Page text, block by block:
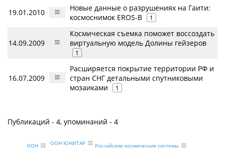
19.01.2010
Новые данные о разрушениях на Гаити:
космоснимок EROS-B
1
14.09.2009
Космическая съемка поможет воссоздать
виртуальную модель Долины гейзеров
1
16.07.2009
Расширяется покрытие территории РФ и
стран СНГ детальными спутниковыми
мозаиками
1
Публикаций - 4, упоминаний - 4
Российские космические системы
ООН ЮНИТАР
ООН